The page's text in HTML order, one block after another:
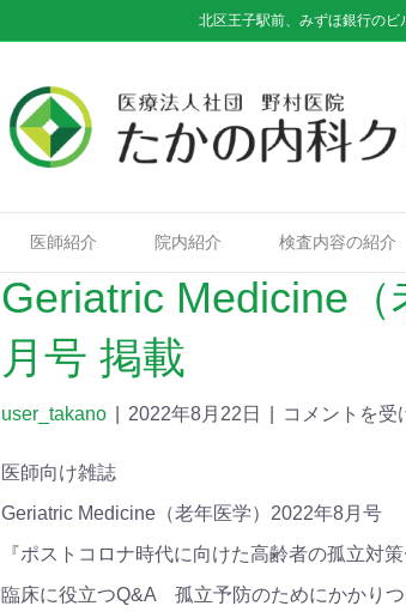
北区王子駅前、みずほ銀行の
医師紹介 院内紹介 検査内容の紹介
Geriatric Medicine
月号 掲載
user_takano 2022年8月22日 コメントを受
医師向け雑誌
Geriatric Medicine（老年医学）2022年8月号
『ポストコロナ時代に向けた高齢者の孤立対
臨床に役立つQ&A 孤立予防のためにかかり